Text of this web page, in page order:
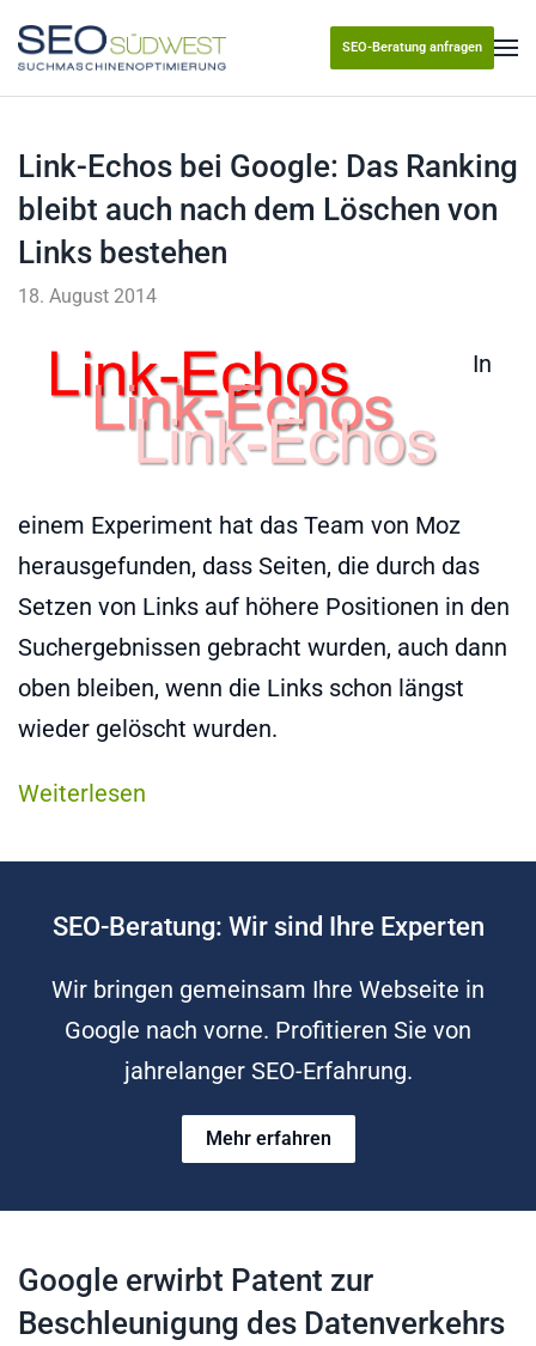
Skip to main content
SEO-Beratung anfragen
Link-Echos bei Google: Das Ranking
bleibt auch nach dem Löschen von
Links bestehen
18. August 2014
In
einem Experiment hat das Team von Moz
herausgefunden, dass Seiten, die durch das
Setzen von Links auf höhere Positionen in den
Suchergebnissen gebracht wurden, auch dann
oben bleiben, wenn die Links schon längst
wieder gelöscht wurden.
Weiterlesen
SEO-Beratung: Wir sind Ihre Experten
Wir bringen gemeinsam Ihre Webseite in
Google nach vorne. Profitieren Sie von
jahrelanger SEO-Erfahrung.
Mehr erfahren
Google erwirbt Patent zur
Beschleunigung des Datenverkehrs